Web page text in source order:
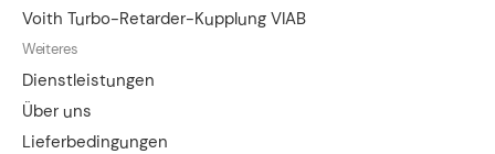
Voith Turbo-Retarder-Kupplung VIAB
Weiteres
Dienstleistungen
Über uns
Lieferbedingungen